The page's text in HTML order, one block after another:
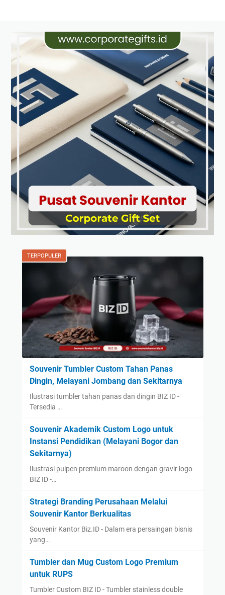
TERPOPULER
Souvenir Tumbler Custom Tahan Panas
Dingin, Melayani Jombang dan Sekitarnya
Ilustrasi tumbler tahan panas dan dingin BIZ ID -
Tersedia …
Souvenir Akademik Custom Logo untuk
Instansi Pendidikan (Melayani Bogor dan
Sekitarnya)
Ilustrasi pulpen premium maroon dengan gravir logo
BIZ ID -…
Strategi Branding Perusahaan Melalui
Souvenir Kantor Berkualitas
Souvenir Kantor Biz.ID - Dalam era persaingan bisnis
yang…
Tumbler dan Mug Custom Logo Premium
untuk RUPS
Tumbler Custom BIZ ID - Tumbler stainless double